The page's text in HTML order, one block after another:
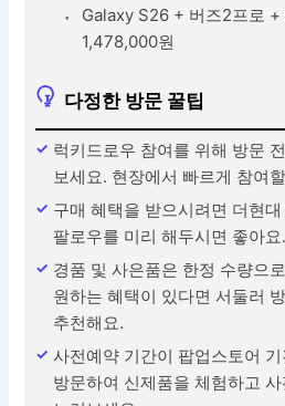
Galaxy S26 + 버즈2프로
1,478,000원
다정한 방문 꿀팁
럭키드로우 참여를 위해 방문
보세요. 현장에서 빠르게 참여
구매 혜택을 받으시려면 더현
팔로우를 미리 해두시면 좋아요.
경품 및 사은품은 한정 수량으
원하는 혜택이 있다면 서둘러
추천해요.
사전예약 기간이 팝업스토어
방문하여 신제품을 체험하고